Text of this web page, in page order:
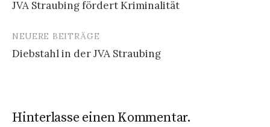
JVA Straubing fördert Kriminalität
NEUERE BEITRÄGE
Diebstahl in der JVA Straubing
Hinterlasse einen Kommentar.